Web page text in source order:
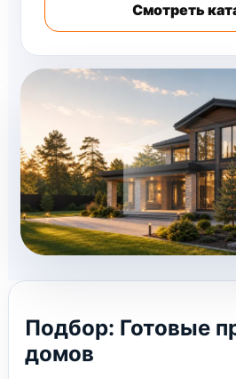
Смотреть
Подбор: Готовые
домов